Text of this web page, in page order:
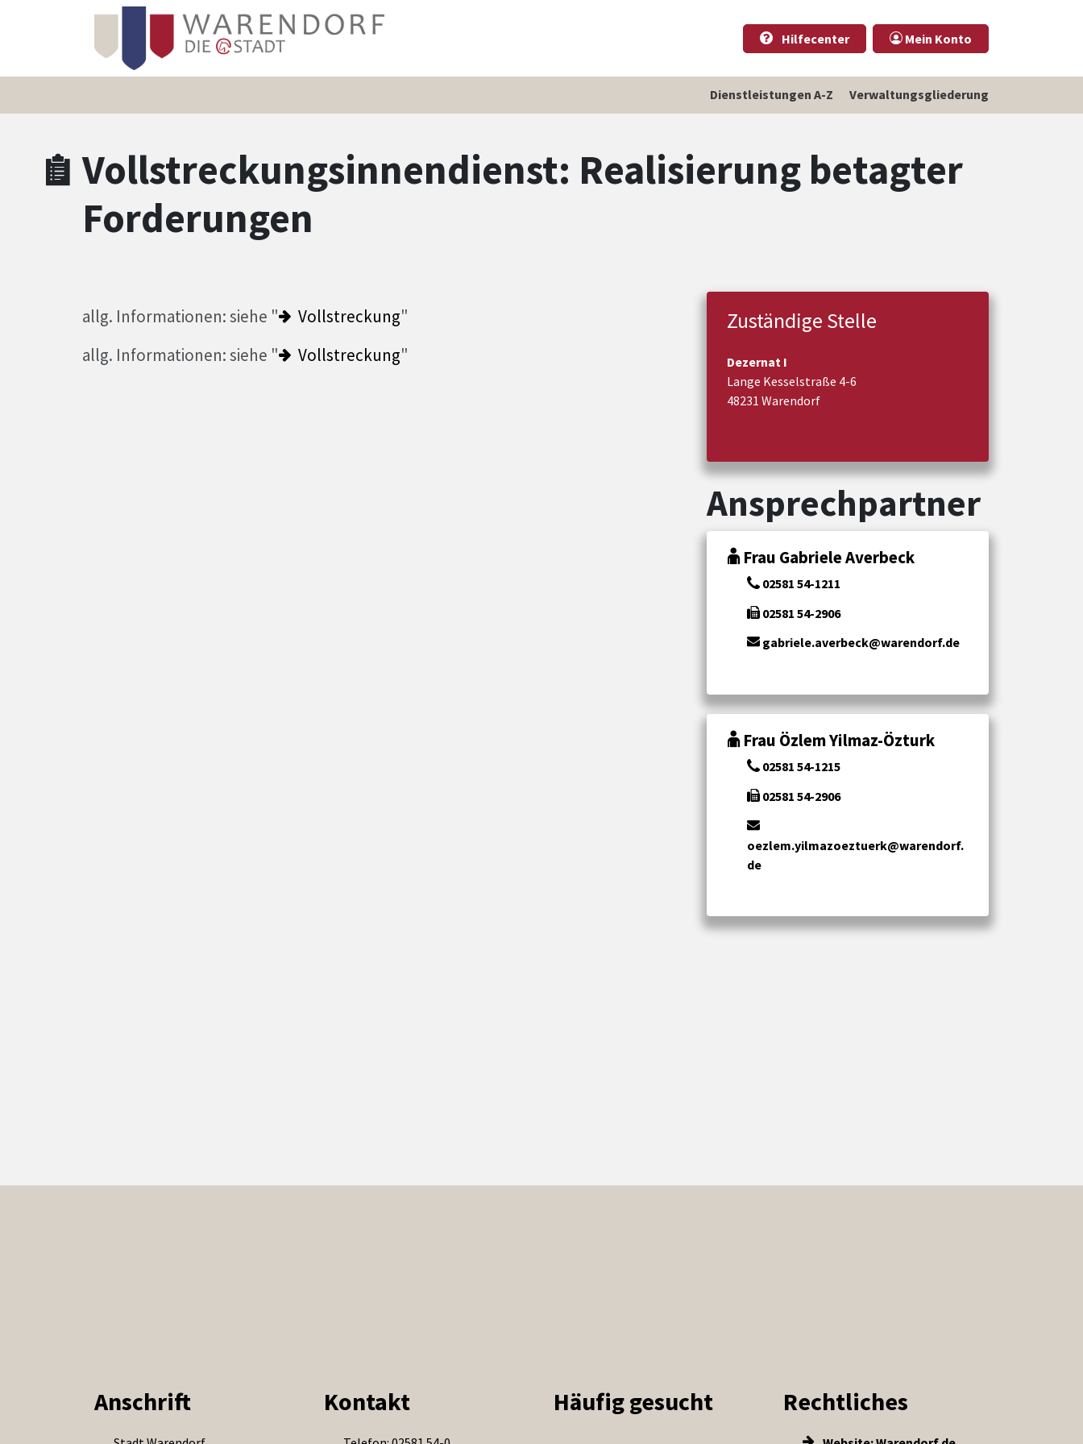
Zum Hauptinhalt
Zum Hauptinhalt springen
Hilfecenter
Mein Konto
Dienstleistungen A-Z Verwaltungsgliederung
Vollstreckungsinnendienst: Realisierung betagter
Forderungen
allg. Informationen: siehe " Vollstreckung"
allg. Informationen: siehe "
Vollstreckung"
Zuständige Stelle
Dezernat I
Lange Kesselstraße 4-6
48231 Warendorf
Ansprechpartner
Frau Gabriele Averbeck
02581 54-1211
02581 54-2906
gabriele.averbeck@warendorf.de
Frau Özlem Yilmaz-Özturk
02581 54-1215
02581 54-2906
oezlem.yilmazoeztuerk@warendorf.
de
Anschrift Kontakt Häufig gesucht Rechtliches